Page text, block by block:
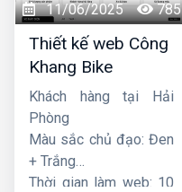
11/06/2025 785
Thiết kế web Công
Khang Bike
Khách hàng tại Hải
Phòng
Màu sắc chủ đạo: Đen
+ Trắng
Thời gian làm web: 10